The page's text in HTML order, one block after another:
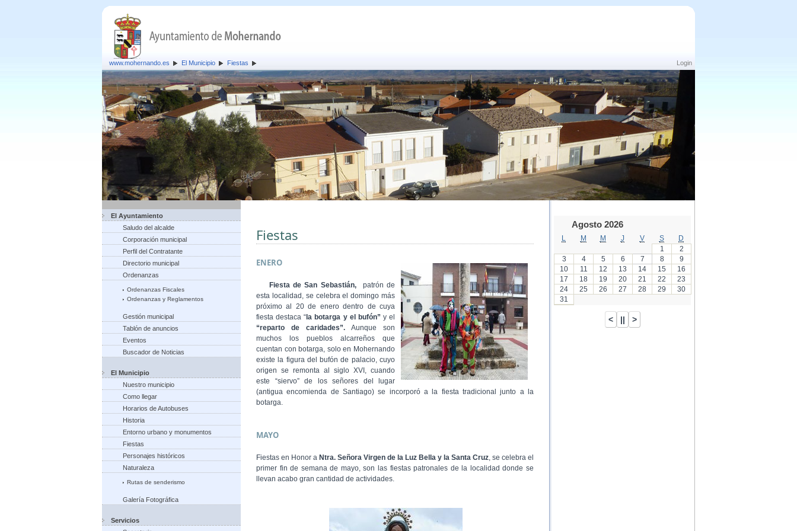
Login
www.mohernando.es El Municipio Fiestas
El Ayuntamiento
Saludo del alcalde
Corporación municipal
Perfil del Contratante
Directorio municipal
Ordenanzas
Ordenanzas Fiscales
Ordenanzas y Reglamentos
Gestión municipal
Tablón de anuncios
Eventos
Buscador de Noticias
El Municipio
Nuestro municipio
Como llegar
Horarios de Autobuses
Historia
Entorno urbano y monumentos
Fiestas
Personajes históricos
Naturaleza
Rutas de senderismo
Galería Fotográfica
Servicios
Fiestas
ENERO
Fiesta de San Sebastián,
patrón de
esta localidad, se celebra el domingo más
próximo al 20 de enero dentro de cuya
fiesta destaca “ la botarga y el bufón” y el
“reparto de caridades”.Aunque son
muchos los pueblos alcarreños que
cuentan con botarga, solo en Mohernando
existe la figura del bufón de palacio, cuyo
origen se remonta al siglo XVI, cuando
este “siervo” de los señores del lugar
(antigua encomienda de Santiago) se incorporó a la fiesta tradicional junto a la
botarga.
MAYO
Fiestas en Honor a Ntra. Señora Virgen de la Luz Bella y la Santa Cruz, se celebra el
primer fin de semana de mayo, son las fiestas patronales de la localidad donde se
llevan acabo gran cantidad de actividades.
Agosto 2026
M M J V S
D
1
2
3
4 5 6 7 8
9
10
11 12 13 14 15
16
17
18 19 20 21 22
23
24
25 26 27 28 29
30
31